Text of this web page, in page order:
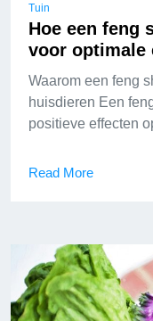
Tuin
Hoe een feng
voor optimale
Waarom een feng
huisdieren Een
positieve effecten
Read More